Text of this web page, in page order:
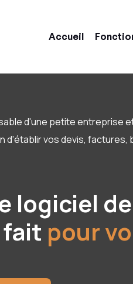
Accueil
d'une petite entreprise
d'établir vos devis, factures,
logiciel
pour